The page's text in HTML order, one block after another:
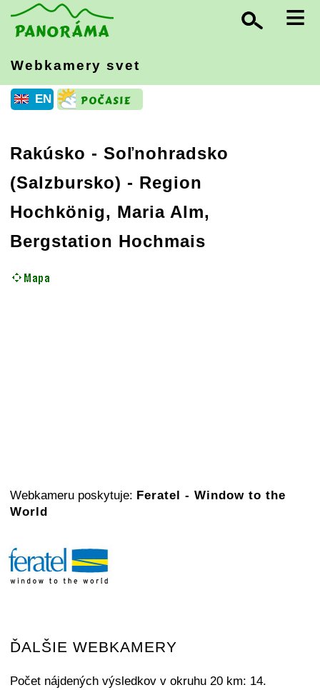
≡
Webkamery svet
EN
Rakúsko - Soľnohradsko
(Salzbursko) - Region
Hochkönig, Maria Alm,
Bergstation Hochmais
Webkameru poskytuje: Feratel - Window to the
World
ĎALŠIE WEBKAMERY
Počet nájdených výsledkov v okruhu 20 km: 14.